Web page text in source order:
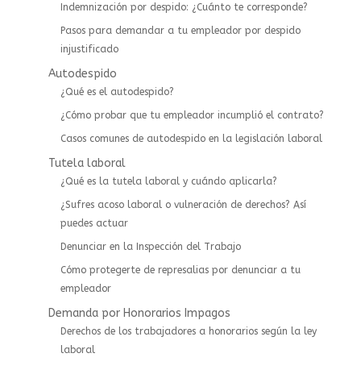
Indemnización por despido: ¿Cuánto te corresponde?
Pasos para demandar a tu empleador por despido
injustificado
Autodespido
¿Qué es el autodespido?
¿Cómo probar que tu empleador incumplió el contrato?
Casos comunes de autodespido en la legislación laboral
Tutela laboral
¿Qué es la tutela laboral y cuándo aplicarla?
¿Sufres acoso laboral o vulneración de derechos? Así
puedes actuar
⁠Denunciar en la Inspección del Trabajo
Cómo protegerte de represalias por denunciar a tu
empleador
Demanda por Honorarios Impagos
Derechos de los trabajadores a honorarios según la ley
laboral